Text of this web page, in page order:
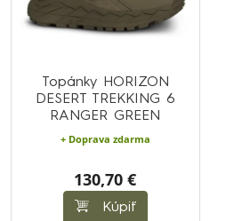
Topánky HORIZON
DESERT TREKKING 6
RANGER GREEN
+ Doprava zdarma
130,70 €
Kúpiť